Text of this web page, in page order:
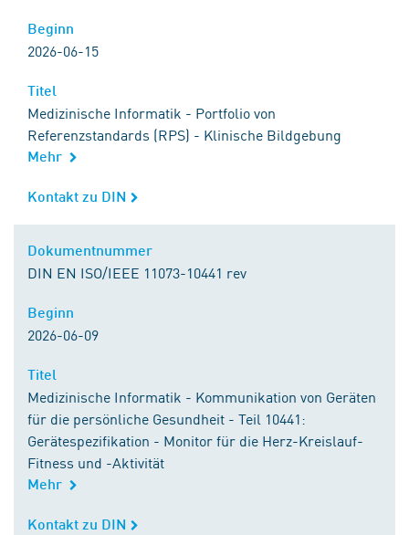
Beginn
2026-06-15
Titel
Medizinische Informatik - Portfolio von
Referenzstandards (RPS) - Klinische Bildgebung
Mehr
Kontakt zu DIN
Kontakt zu DIN
Dokumentnummer
DIN EN ISO/IEEE 11073-10441 rev
Beginn
2026-06-09
Titel
Medizinische Informatik - Kommunikation von Geräten
für die persönliche Gesundheit - Teil 10441:
Gerätespezifikation - Monitor für die Herz-Kreislauf-
Fitness und -Aktivität
Mehr
Kontakt zu DIN
Kontakt zu DIN